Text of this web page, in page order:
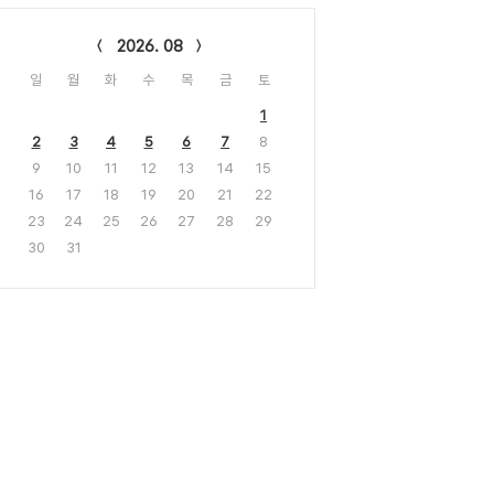
2026. 08
일 월 화 수 목 금 토
1
2
3 4 5 6 7
8
9
10 11 12 13 14
15
16
17 18 19 20 21
22
23
24 25 26 27 28
29
30
31